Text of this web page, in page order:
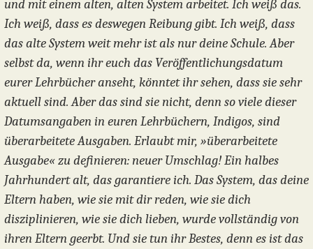
und mit einem alten, alten System arbeitet. Ich weiß das.
Ich weiß, dass es deswegen Reibung gibt. Ich weiß, dass
das alte System weit mehr ist als nur deine Schule. Aber
selbst da, wenn ihr euch das Veröffentlichungsdatum
eurer Lehrbücher anseht, könntet ihr sehen, dass sie sehr
aktuell sind. Aber das sind sie nicht, denn so viele dieser
Datumsangaben in euren Lehrbüchern, Indigos, sind
überarbeitete Ausgaben. Erlaubt mir, »überarbeitete
Ausgabe« zu definieren: neuer Umschlag! Ein halbes
Jahrhundert alt, das garantiere ich. Das System, das deine
Eltern haben, wie sie mit dir reden, wie sie dich
disziplinieren, wie sie dich lieben, wurde vollständig von
ihren Eltern geerbt. Und sie tun ihr Bestes, denn es ist das